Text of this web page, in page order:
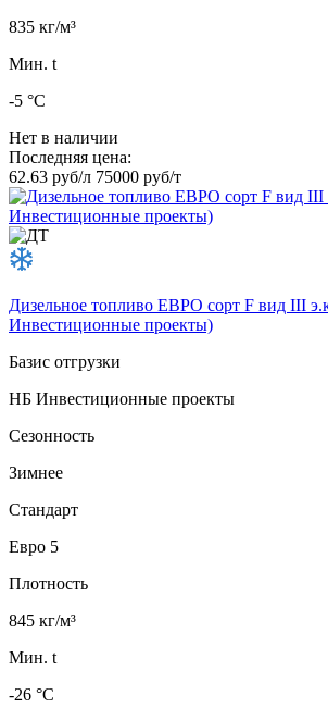
835 кг/м³
Мин. t
-5 °C
Нет в наличии
Последняя цена:
62.63 руб/л 75000 руб/т
Дизельное топливо ЕВРО сорт F вид III
Инвестиционные проекты)
Базис отгрузки
НБ Инвестиционные проекты
Сезонность
Зимнее
Стандарт
Евро 5
Плотность
845 кг/м³
Мин. t
-26 °C